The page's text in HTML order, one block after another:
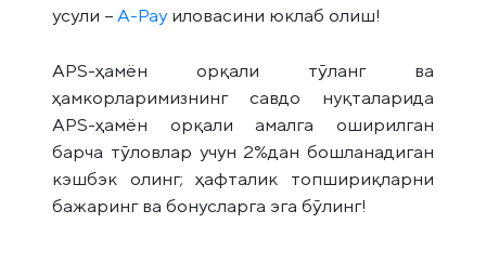
усули – А-Payиловасини юклаб олиш!
APS-ҳамён орқали тўланг ва
ҳамкорларимизнинг савдо нуқталарида
APS-ҳамён орқали амалга оширилган
барча тўловлар учун 2%дан бошланадиган
кэшбэк олинг; ҳафталик топшириқларни
бажаринг ва бонусларга эга бўлинг!